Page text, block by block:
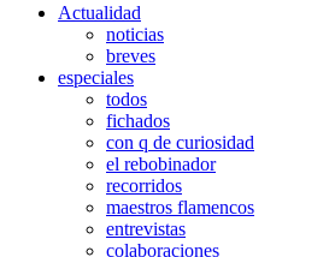
Actualidad
noticias
breves
especiales
todos
fichados
con q de curiosidad
el rebobinador
recorridos
maestros flamencos
entrevistas
colaboraciones